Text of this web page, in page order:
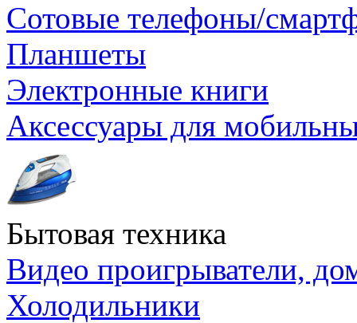
Сотовые телефоны/
Планшеты
Электронные книги
Аксессуары для
Бытовая техника
Видео проигрыватели,
Холодильники